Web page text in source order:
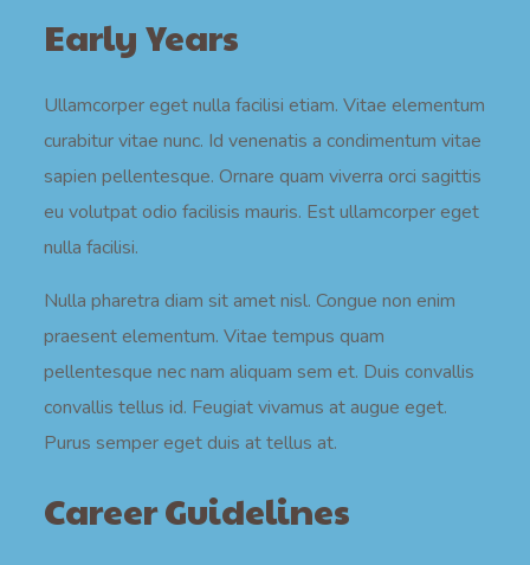
Early Years
Ullamcorper eget nulla facilisi etiam. Vitae elementum
curabitur vitae nunc. Id venenatis a condimentum vitae
sapien pellentesque. Ornare quam viverra orci sagittis
eu volutpat odio facilisis mauris. Est ullamcorper eget
nulla facilisi.
Nulla pharetra diam sit amet nisl. Congue non enim
praesent elementum. Vitae tempus quam
pellentesque nec nam aliquam sem et. Duis convallis
convallis tellus id. Feugiat vivamus at augue eget.
Purus semper eget duis at tellus at.
Career Guidelines